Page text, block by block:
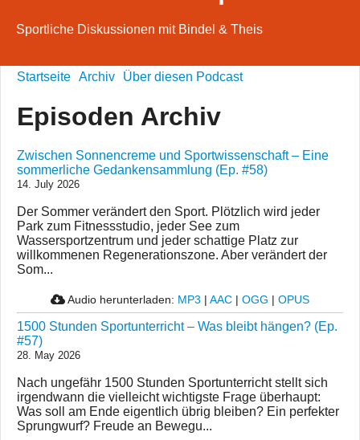
Sportliche Diskussionen mit Bindel & Theis
Startseite Archiv Über diesen Podcast
Episoden Archiv
Zwischen Sonnencreme und Sportwissenschaft – Eine
sommerliche Gedankensammlung (Ep. #58)
14. July 2026
Der Sommer verändert den Sport. Plötzlich wird jeder
Park zum Fitnessstudio, jeder See zum
Wassersportzentrum und jeder schattige Platz zur
willkommenen Regenerationszone. Aber verändert der
Som...
Audio herunterladen: MP3 | AAC | OGG | OPUS
1500 Stunden Sportunterricht – Was bleibt hängen? (Ep.
#57)
28. May 2026
Nach ungefähr 1500 Stunden Sportunterricht stellt sich
irgendwann die vielleicht wichtigste Frage überhaupt:
Was soll am Ende eigentlich übrig bleiben? Ein perfekter
Sprungwurf? Freude an Bewegu...